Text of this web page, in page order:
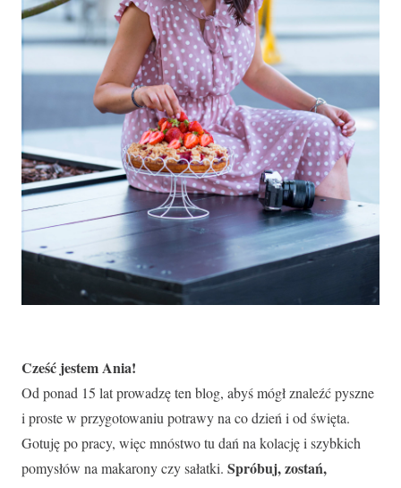
Cześć jestem Ania!
Od ponad 15 lat prowadzę ten blog, abyś mógł znaleźć pyszne
i proste w przygotowaniu potrawy na co dzień i od święta.
Gotuję po pracy, więc mnóstwo tu dań na kolację i szybkich
pomysłów na makarony czy sałatki. Spróbuj, zostań,